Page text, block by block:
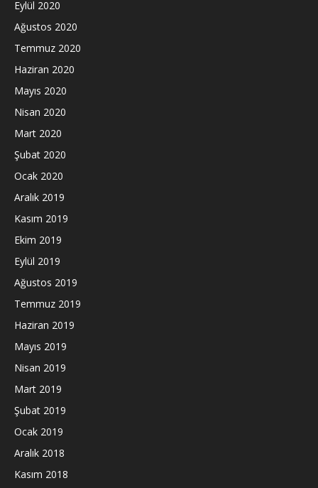
Eylül 2020
Ağustos 2020
Temmuz 2020
Haziran 2020
Mayıs 2020
Nisan 2020
Mart 2020
Şubat 2020
Ocak 2020
Aralık 2019
Kasım 2019
Ekim 2019
Eylül 2019
Ağustos 2019
Temmuz 2019
Haziran 2019
Mayıs 2019
Nisan 2019
Mart 2019
Şubat 2019
Ocak 2019
Aralık 2018
Kasım 2018